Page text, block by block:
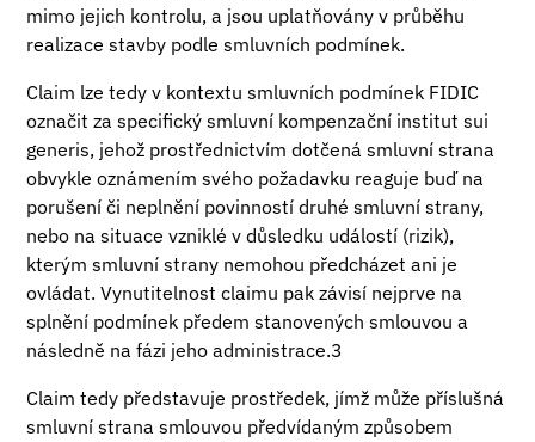
mimo jejich kontrolu, a jsou uplatňovány v průběhu
realizace stavby podle smluvních podmínek.
Claim lze tedy v kontextu smluvních podmínek FIDIC
označit za specifický smluvní kompenzační institut sui
generis, jehož prostřednictvím dotčená smluvní strana
obvykle oznámením svého požadavku reaguje buď na
porušení či neplnění povinností druhé smluvní strany,
nebo na situace vzniklé v důsledku událostí (rizik),
kterým smluvní strany nemohou předcházet ani je
ovládat. Vynutitelnost claimu pak závisí nejprve na
splnění podmínek předem stanovených smlouvou a
následně na fázi jeho administrace.3
Claim tedy představuje prostředek, jímž může příslušná
smluvní strana smlouvou předvídaným způsobem